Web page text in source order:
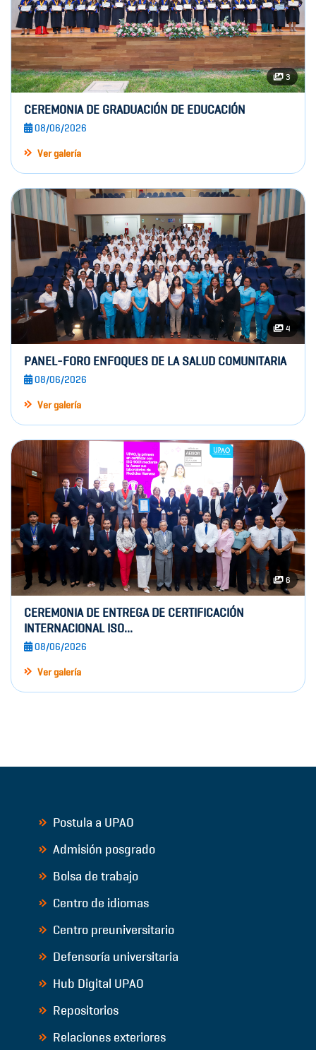
3
CEREMONIA DE GRADUACIÓN DE EDUCACIÓN
08/06/2026
Ver galería
4
PANEL-FORO ENFOQUES DE LA SALUD COMUNITARIA
08/06/2026
Ver galería
6
CEREMONIA DE ENTREGA DE CERTIFICACIÓN
INTERNACIONAL ISO...
08/06/2026
Ver galería
Postula a UPAO
Admisión posgrado
Bolsa de trabajo
Centro de idiomas
Centro preuniversitario
Defensoría universitaria
Hub Digital UPAO
Repositorios
Relaciones exteriores